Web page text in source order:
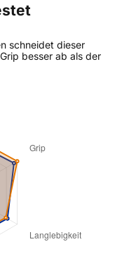
schneidet dieser
besser ab als der